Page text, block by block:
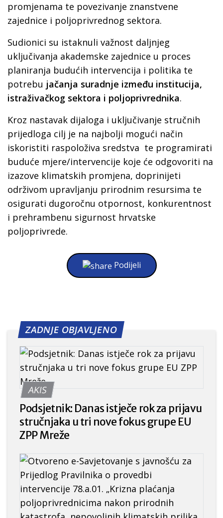
promjenama te povezivanje znanstvene
zajednice i poljoprivrednog sektora.
Sudionici su istaknuli važnost daljnjeg
uključivanja akademske zajednice u proces
planiranja budućih intervencija i politika te
potrebu jačanja suradnje između institucija,
istraživačkog sektora i poljoprivrednika.
Kroz nastavak dijaloga i uključivanje stručnih
prijedloga cilj je na najbolji mogući način
iskoristiti raspoloživa sredstva te programirati
buduće mjere/intervencije koje će odgovoriti na
izazove klimatskih promjena, doprinijeti
održivom upravljanju prirodnim resursima te
osigurati dugoročnu otpornost, konkurentnost
i prehrambenu sigurnost hrvatske
poljoprivrede.
Podijeli
ZADNJE OBJAVLJENO
AKIS
Podsjetnik: Danas istječe rok za prijavu
stručnjaka u tri nove fokus grupe EU
ZPP Mreže